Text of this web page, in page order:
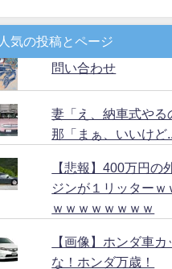
人気の投稿とページ
問い合わせ
妻「え、納車式やる
那「まぁ、いいけど
【悲報】400万円の
ジンが１リッターｗ
ｗｗｗｗｗｗｗｗ
【画像】ホンダ車カ
な！ホンダ万歳！